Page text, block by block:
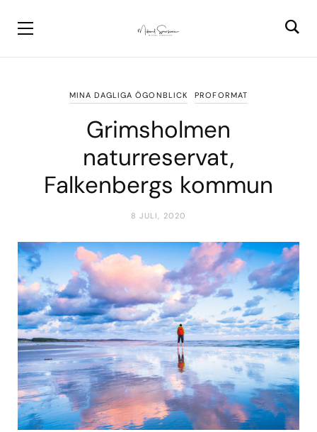
MINA DAGLIGA ÖGONBLICK PROFORMAT
Grimsholmen
naturreservat,
Falkenbergs kommun
8 JULI, 2020